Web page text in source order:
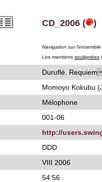
CD_2006 ( )
Navigation sur
Les mentions soulignées
Duruflé.
Momoyo Kokubu
Mélophone
001-06
http://
DDD
VIII 2006
54:56